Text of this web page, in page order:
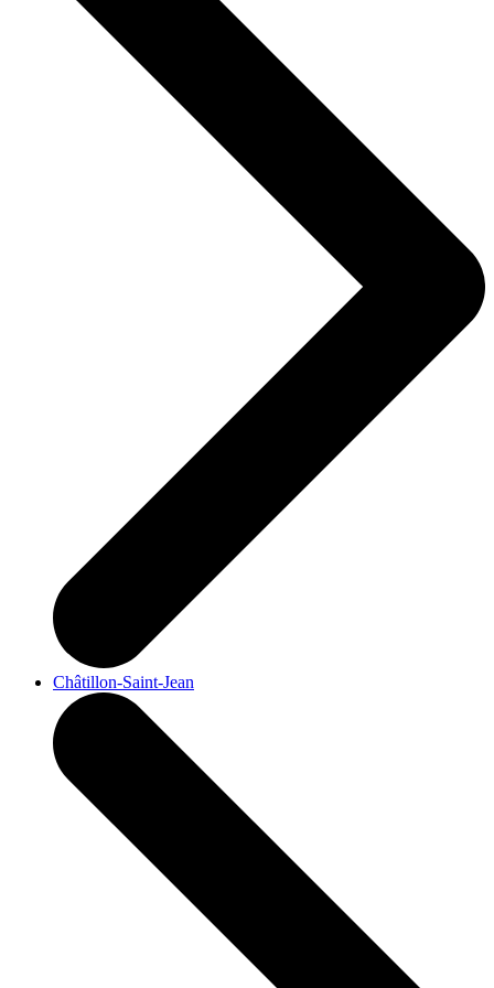
Châtillon-Saint-Jean